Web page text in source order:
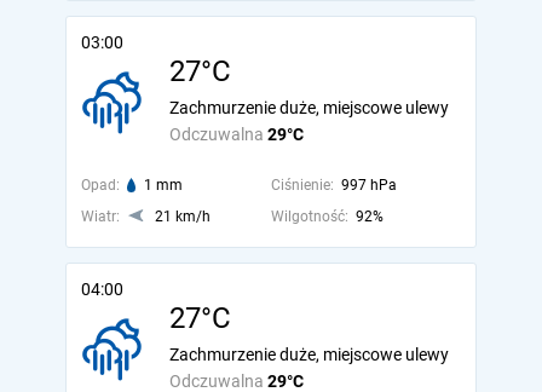
03:00
27°C
Odczuwalna 29°C
Zachmurzenie duże, miejscowe ulewy
Opad: 1 mm Ciśnienie: 997 hPa
Wiatr:
21 km/h Wilgotność: 92%
04:00
27°C
Odczuwalna 29°C
Zachmurzenie duże, miejscowe ulewy